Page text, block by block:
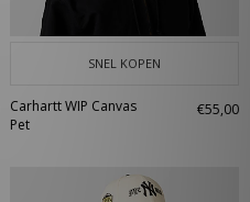
SNEL KOPEN
Carhartt WIP Canvas
Pet
€55,00